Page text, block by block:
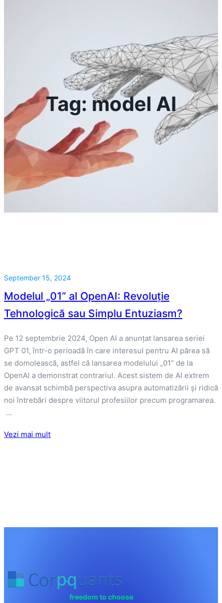
Tag: model AI
September 15, 2024
Modelul „01” al OpenAI: Revoluție
Tehnologică sau Simplu Entuziasm?
Pe 12 septembrie 2024, Open AI a anunțat lansarea seriei
GPT 01, într-o perioadă în care interesul pentru AI părea să
se domolească, astfel că lansarea modelului „01” de la
OpenAI a demonstrat contrariul. Acest sistem de AI extrem
de avansat schimbă perspectiva asupra automatizării și ridică
noi întrebări despre viitorul profesiilor precum programarea.
…
Vezi mai mult
freedom to choose